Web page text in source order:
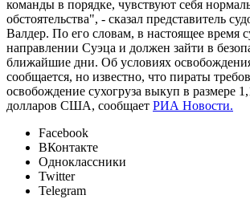
команды в порядке, чувствуют себя
обстоятельства", - сказал представитель
Валдер. По его словам, в настоящее время
направлении Суэца и должен зайти в
ближайшие дни. Об условиях
сообщается, но известно, что пираты
освобождение сухогруза выкуп в размере
долларов США, сообщает РИА Новости.
Facebook
ВКонтакте
Одноклассники
Twitter
Telegram